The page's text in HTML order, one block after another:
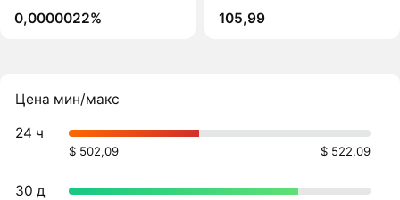
0,0000022%
105,99
Цена мин/макс
24 ч
$ 502,09 $ 522,09
30 д